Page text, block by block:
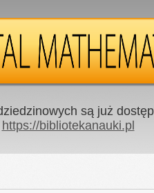
są już
https://bibliotekanauki.pl